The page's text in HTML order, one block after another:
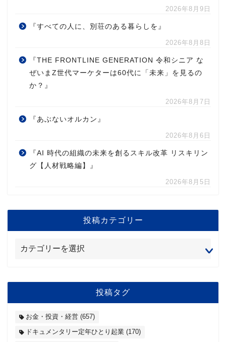
2026年8月9日
『すべての人に、別荘のある暮らしを』
2026年8月8日
『THE FRONTLINE GENERATION 令和シニア な
ぜいまZ世代マーケターは60代に「未来」を見るの
か？』
2026年8月7日
『あぶないオルカン』
2026年8月6日
『AI 時代の組織の未来を創るスキル改革 リスキリン
グ【人材戦略編】』
2026年8月5日
投稿カテゴリー
投稿タグ
お金・投資・経営 (657)
ドキュメンタリー定年ひとり起業 (170)